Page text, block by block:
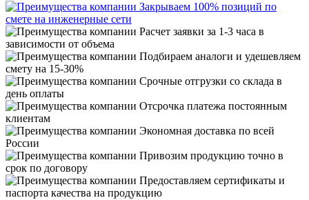
Закрываем 100% позиций по
смете на инженерные сети
Расчет заявки за 1-3 часа в
зависимости от объема
Подбираем аналоги и удешевляем
смету на 15-30%
Срочные отгрузки со склада в
день оплаты
Отсрочка платежа постоянным
клиентам
Экономная доставка по всей
России
Привозим продукцию точно в
срок по договору
Предоставляем сертификаты и
паспорта качества на продукцию